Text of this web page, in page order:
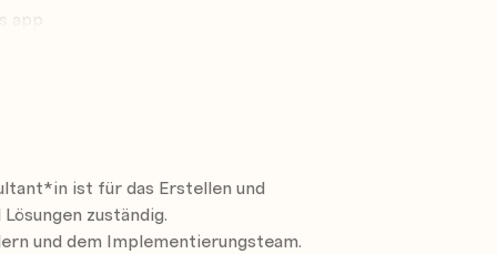
data
ist für das Erstellen und
zuständig.
und dem Implementierungsteam.